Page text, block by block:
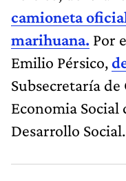
camioneta
marihuana. Por
Emilio Pérsico,
Subsecretaría
Economia
Desarrollo Social.